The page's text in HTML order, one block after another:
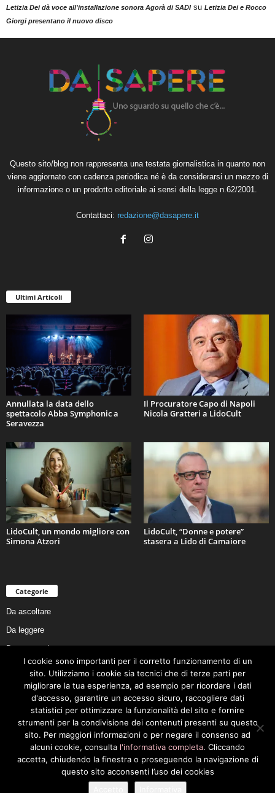
Letizia Dei dà voce all'installazione sonora Agorà di SADIsu Letizia Dei e Rocco
Giorgi presentano il nuovo disco
Questo sito/blog non rappresenta una testata giornalistica in quanto non
viene aggiornato con cadenza periodica né è da considerarsi un mezzo di
informazione o un prodotto editoriale ai sensi della legge n.62/2001.
Contattaci: redazione@dasapere.it
Ultimi Articoli
Annullata la data dello
spettacolo Abba Symphonic a
Seravezza
Il Procuratore Capo di Napoli
Nicola Gratteri a LidoCult
LidoCult, un mondo migliore con
Simona Atzori
LidoCult, “Donne e potere”
stasera a Lido di Camaiore
Categorie
Da ascoltare
Da leggere
Da non perdere
Da conoscere
Da preservare
Da vivere
Cookie Policy
Privacy Policy
Cookie Policy
I cookie sono importanti per il corretto funzionamento di un
sito. Utilizziamo i cookie sia tecnici che di terze parti per
migliorare la tua esperienza, ad esempio per ricordare i dati
d'accesso, garantire un accesso sicuro, raccogliere dati
statistici per ottimizzare la funzionalità del sito e fornire
strumenti per la condivisione dei contenuti presenti su questo
sito. Per maggiori informazioni o per negare il consenso ad
alcuni cookie, consulta l'informativa completa. Cliccando
accetta, chiudendo la finestra o proseguendo la navigazione di
questo sito acconsenti l’uso dei cookies